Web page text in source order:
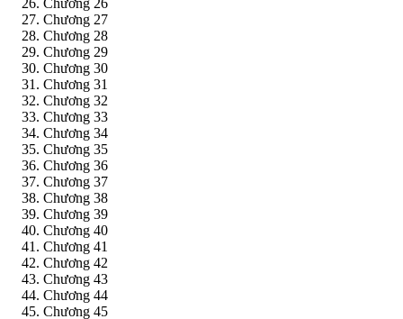
Chương 26
Chương 27
Chương 28
Chương 29
Chương 30
Chương 31
Chương 32
Chương 33
Chương 34
Chương 35
Chương 36
Chương 37
Chương 38
Chương 39
Chương 40
Chương 41
Chương 42
Chương 43
Chương 44
Chương 45